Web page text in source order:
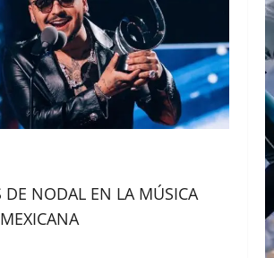
DE NODAL EN LA MÚSICA